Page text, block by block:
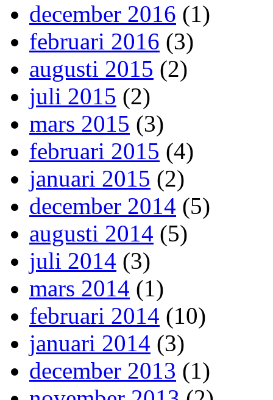
december 2016 (1)
februari 2016 (3)
augusti 2015 (2)
juli 2015 (2)
mars 2015 (3)
februari 2015 (4)
januari 2015 (2)
december 2014 (5)
augusti 2014 (5)
juli 2014 (3)
mars 2014 (1)
februari 2014 (10)
januari 2014 (3)
december 2013 (1)